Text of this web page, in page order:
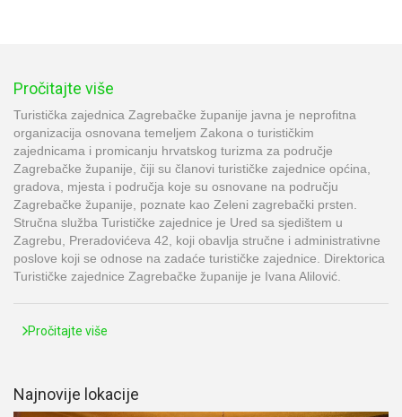
Pročitajte više
Turistička zajednica Zagrebačke županije javna je neprofitna
organizacija osnovana temeljem Zakona o turističkim
zajednicama i promicanju hrvatskog turizma za područje
Zagrebačke županije, čiji su članovi turističke zajednice općina,
gradova, mjesta i područja koje su osnovane na području
Zagrebačke županije, poznate kao Zeleni zagrebački prsten.
Stručna služba Turističke zajednice je Ured sa sjedištem u
Zagrebu, Preradovićeva 42, koji obavlja stručne i administrativne
poslove koji se odnose na zadaće turističke zajednice. Direktorica
Turističke zajednice Zagrebačke županije je Ivana Alilović.
Pročitajte više
Najnovije lokacije